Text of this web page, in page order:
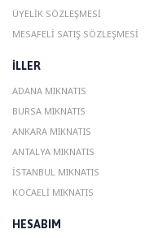
ÜYELIK SÖZLEŞMESI
MESAFELI SATIŞ SÖZLEŞMESI
ILLER
ADANA MIKNATIS
BURSA MIKNATIS
ANKARA MIKNATIS
ANTALYA MIKNATIS
ISTANBUL MIKNATIS
KOCAELI MIKNATIS
HESABIM